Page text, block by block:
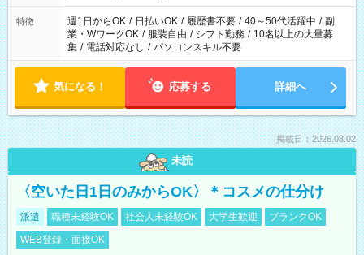
特徴 週1日からOK / 日払いOK / 履歴書不要 / 40～50代活躍中 / 副
業・WワークOK / 服装自由 / シフト勤務 / 10名以上の大量募
集 / 電話対応なし / パソコンスキル不要
気になる！ 応募する 詳細へ
掲載日：2026.08.02
未読
〈空いた日1日のみからOK〉＊コスメの仕分け
派遣 職種未経験OK 社会人未経験OK 大学生歓迎
ブランクOK
WEB登録・面接OK